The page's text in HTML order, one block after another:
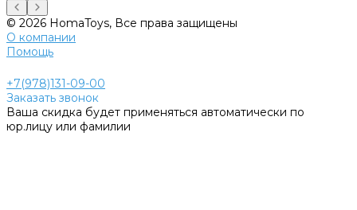
© 2026 HomaToys, Все права защищены
О компании
Помощь
+7(978)131-09-00
Заказать звонок
Ваша скидка будет применяться автоматически по
юр.лицу или фамилии